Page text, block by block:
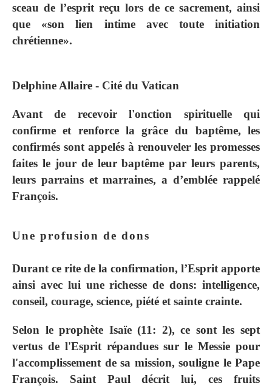
sceau de l’esprit reçu lors de ce sacrement, ainsi
que «son lien intime avec toute initiation
chrétienne».
Delphine Allaire - Cité du Vatican
Avant de recevoir l'onction spirituelle qui
confirme et renforce la grâce du baptême, les
confirmés sont appelés à renouveler les promesses
faites le jour de leur baptême par leurs parents,
leurs parrains et marraines, a d’emblée rappelé
François.
Une profusion de dons
Durant ce rite de la confirmation, l’Esprit apporte
ainsi avec lui une richesse de dons: intelligence,
conseil, courage, science, piété et sainte crainte.
Selon le prophète Isaïe (11: 2), ce sont les sept
vertus de l'Esprit répandues sur le Messie pour
l'accomplissement de sa mission, souligne le Pape
François. Saint Paul décrit lui, ces fruits